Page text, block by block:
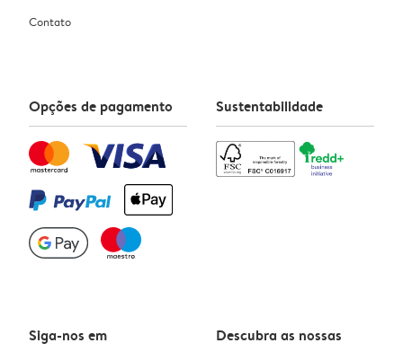
Contato
Opções de pagamento Sustentabilidade
Siga-nos em
Descubra as nossas